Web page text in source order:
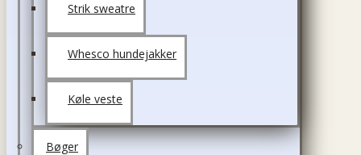
Strik sweatre
Whesco hundejakker
Køle veste
Bøger